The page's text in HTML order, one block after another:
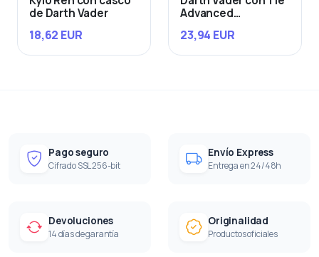
de Darth Vader
18,62 EUR
Advanced
23,94 EUR
Pago seguro
Cifrado SSL 256-bit
Envío Express
Entrega en 24/48h
Devoluciones
14 días de garantía
Originalidad
Productos oficiales